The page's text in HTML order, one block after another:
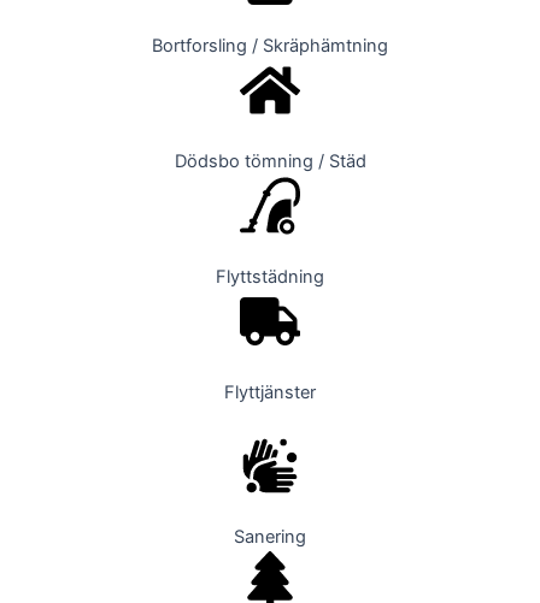
Bortforsling / Skräphämtning
Dödsbo tömning / Städ
Flyttstädning
Flyttjänster
Sanering